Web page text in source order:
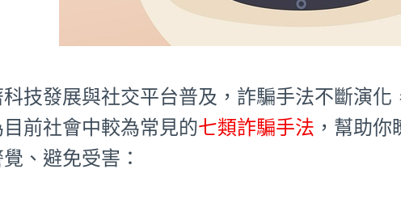
技發展與社交平台普及，詐騙手法不斷演化
前社會中較為常見的七類詐騙手法 ，幫助
、避免受害：